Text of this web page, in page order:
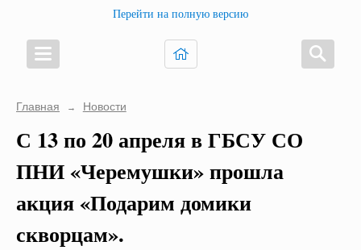
Перейти на полную версию
Главная → Новости
С 13 по 20 апреля в ГБСУ СО
ПНИ «Черемушки» прошла
акция «Подарим домики
скворцам».